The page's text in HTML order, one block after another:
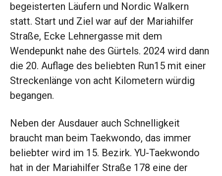
begeisterten Läufern und Nordic Walkern
statt. Start und Ziel war auf der Mariahilfer
Straße, Ecke Lehnergasse mit dem
Wendepunkt nahe des Gürtels. 2024 wird dann
die 20. Auflage des beliebten Run15 mit einer
Streckenlänge von acht Kilometern würdig
begangen.
Neben der Ausdauer auch Schnelligkeit
braucht man beim Taekwondo, das immer
beliebter wird im 15. Bezirk. YU-Taekwondo
hat in der Mariahilfer Straße 178 eine der